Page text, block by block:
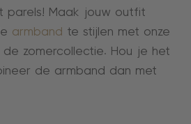
parels! Maak jouw outfit
armband te stijlen met onze
zomercollectie. Hou je het
de armband dan met